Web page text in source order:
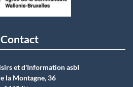
Contact
et d'Information asbI
la Montagne, 36